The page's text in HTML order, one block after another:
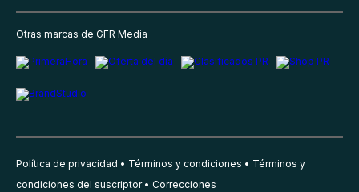
Otras marcas de GFR Media
Política de privacidad Términos y condiciones
Términos y
condiciones del suscriptor
Correcciones